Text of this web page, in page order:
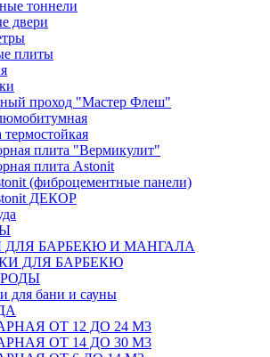
тоннели
двери
плиты
проход "Мастер Флеш"
плита "Вермикулит"
плита Astonit
(фиброцементные панели)
ДЕКОР
БАРБЕКЮ И МАНГАЛА
ДЛЯ БАРБЕКЮ
для бани и сауны
ОТ 12 ДО 24 М3
ОТ 14 ДО 30 М3